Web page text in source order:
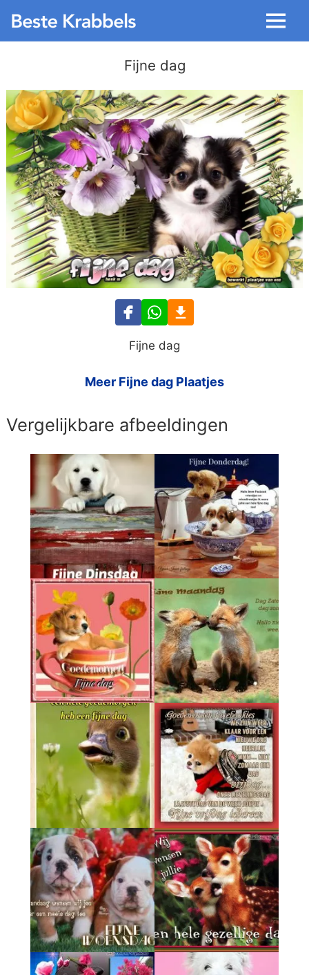
Menu
Fijne dag
Fijne dag
Meer Fijne dag Plaatjes
Vergelijkbare afbeeldingen